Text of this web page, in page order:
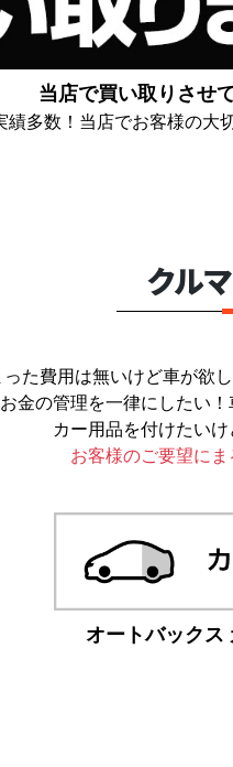
当店で買い取りさせ
績多数！当店でお客様の大
クル
た費用は無いけど車が欲
金の管理を一律にしたい
カー用品を付けたい
お客様のご要望にま
オートバックス